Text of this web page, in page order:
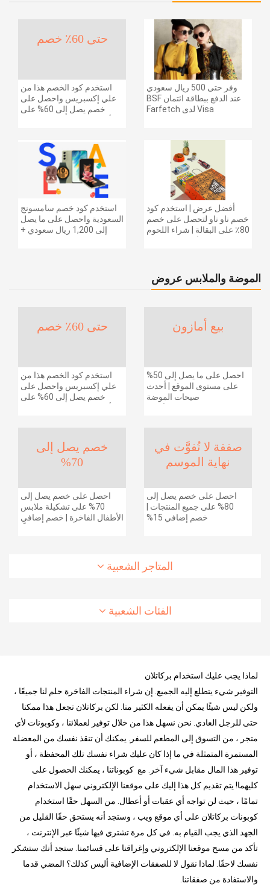
حتى 60٪ خصم
استخدم كود الخصم هذا من
علي إكسبريس واحصل على
خصم يصل إلى 60% على
بقيمة 155 دولارًا أمريكيًا على
الطلبات التي تزيد قيمتها عن
1425 ريالًا سعوديًا | شحن مج
وفر حتى 500 ريال سعودي
عند الدفع ببطاقة ائتمان BSF
Visa لدى Farfetch
استخدم كود خصم سامسونج
السعودية واحصل على ما يصل
إلى 1,200 ريال سعودي +
أفضل عرض | استخدم كود
خصم ناو ناو لتحصل على خصم
80٪ على البقالة | شراء اللحوم
الموضة والملابس عروض
حتى 60٪ خصم
استخدم كود الخصم هذا من
علي إكسبريس واحصل على
خصم يصل إلى 60% على
الطلبات التي تزيد قيمتها عن
1425 ريالًا سعوديًا | شحن مج
بيع أمازون
احصل على ما يصل إلى 50%
على مستوى الموقع | أحدث
صيحات الموضة
خصم يصل إلى
70%
احصل على خصم يصل إلى
70% على تشكيلة ملابس
الأطفال الفاخرة | خصم إضافي
صفقة لا تُفوَّت في
نهاية الموسم
احصل على خصم يصل إلى
80% على جميع المنتجات |
خصم إضافي 15%
المتاجر الشعبية
الفئات الشعبية
لماذا يجب عليك استخدام بركاتلان
التوفير شيء يتطلع إليه الجميع. إن شراء المنتجات الفاخرة حلم لنا جميعًا ،
ولكن ليس شيئًا يمكن أن يفعله الكثير منا. لكن بركاتلان تجعل هذا ممكنا
حتى للرجل العادي. نحن نسهل هذا من خلال توفير لعملائنا ، وكوبونات لأي
متجر ، من التسوق إلى المطعم للسفر. يمكنك أن تنقذ نفسك من المعضلة
المستمرة المتمثلة في ما إذا كان عليك شراء نفسك تلك المحفظة ، أو
توفير هذا المال مقابل شيء آخر. مع كوبوناتنا ، يمكنك الحصول على
كليهما! يتم تقديم كل هذا إليك على موقعنا الإلكتروني سهل الاستخدام
تمامًا ، حيث لن تواجه أي عقبات أو أعطال. من السهل حقًا استخدام
كوبونات بركاتلان على أي موقع ويب ، وستجد أنه يستحق حقًا القليل من
الجهد الذي يجب القيام به. في كل مرة تشتري فيها شيئًا عبر الإنترنت ،
تأكد من مسح موقعنا الإلكتروني وإغراقنا على قسائمنا. ستجد أنك ستشكر
نفسك لاحقًا. لماذا نقول لا للصفقات الإضافية أليس كذلك؟ المضي قدما
والاستفادة من صفقاتنا.